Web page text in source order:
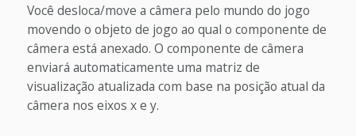
Você desloca/move a câmera pelo mundo do jogo
movendo o objeto de jogo ao qual o componente de
câmera está anexado. O componente de câmera
enviará automaticamente uma matriz de
visualização atualizada com base na posição atual da
câmera nos eixos x e y.